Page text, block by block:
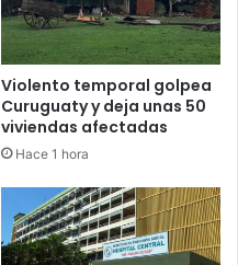
Violento temporal golpea
Curuguaty y deja unas 50
viviendas afectadas
Hace 1 hora